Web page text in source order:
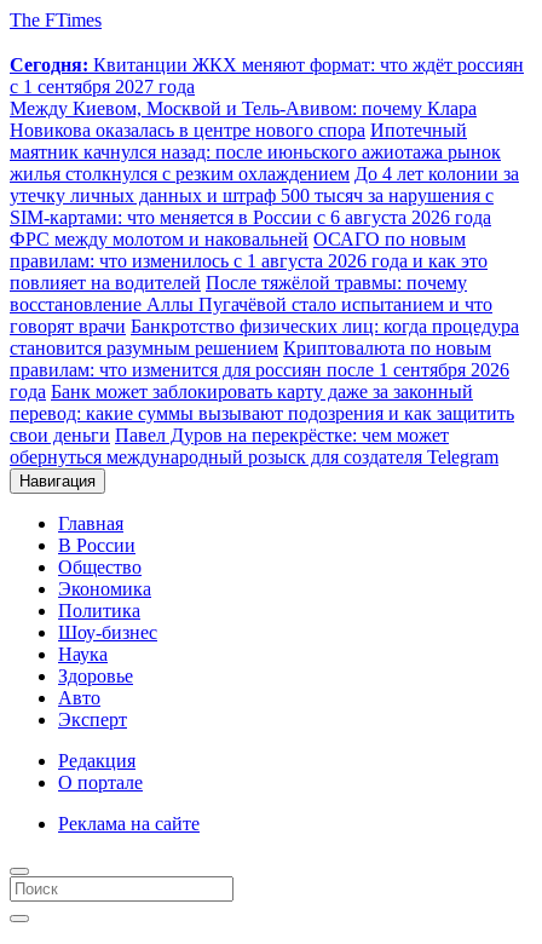
The FTimes
Сегодня: Квитанции ЖКХ меняют формат: что ждёт россиян
с 1 сентября 2027 года
Между Киевом, Москвой и Тель-Авивом: почему Клара
Новикова оказалась в центре нового спора Ипотечный
маятник качнулся назад: после июньского ажиотажа рынок
жилья столкнулся с резким охлаждением До 4 лет колонии за
утечку личных данных и штраф 500 тысяч за нарушения с
SIM-картами: что меняется в России с 6 августа 2026 года
ФРС между молотом и наковальней ОСАГО по новым
правилам: что изменилось с 1 августа 2026 года и как это
повлияет на водителей После тяжёлой травмы: почему
восстановление Аллы Пугачёвой стало испытанием и что
говорят врачи Банкротство физических лиц: когда процедура
становится разумным решением Криптовалюта по новым
правилам: что изменится для россиян после 1 сентября 2026
года Банк может заблокировать карту даже за законный
перевод: какие суммы вызывают подозрения и как защитить
свои деньги Павел Дуров на перекрёстке: чем может
обернуться международный розыск для создателя Telegram
Навигация
Главная
В России
Общество
Экономика
Политика
Шоу-бизнес
Наука
Здоровье
Авто
Эксперт
Редакция
О портале
Реклама на сайте